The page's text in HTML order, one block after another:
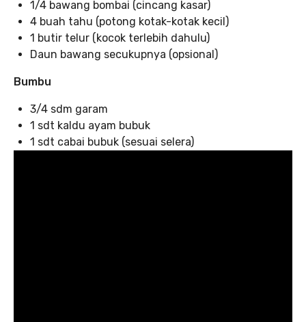
1/4 bawang bombai (cincang kasar)
4 buah tahu (potong kotak-kotak kecil)
1 butir telur (kocok terlebih dahulu)
Daun bawang secukupnya (opsional)
Bumbu
3/4 sdm garam
1 sdt kaldu ayam bubuk
1 sdt cabai bubuk (sesuai selera)